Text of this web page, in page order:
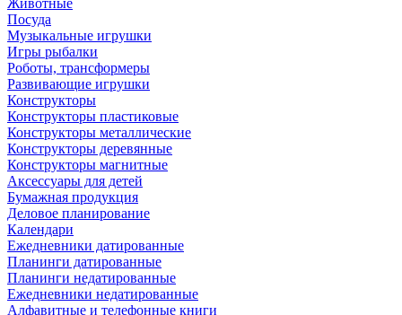
Животные
Посуда
Музыкальные игрушки
Игры рыбалки
Роботы, трансформеры
Развивающие игрушки
Конструкторы
Конструкторы пластиковые
Конструкторы металлические
Конструкторы деревянные
Конструкторы магнитные
Аксессуары для детей
Бумажная продукция
Деловое планирование
Календари
Ежедневники датированные
Планинги датированные
Планинги недатированные
Ежедневники недатированные
Алфавитные и телефонные книги